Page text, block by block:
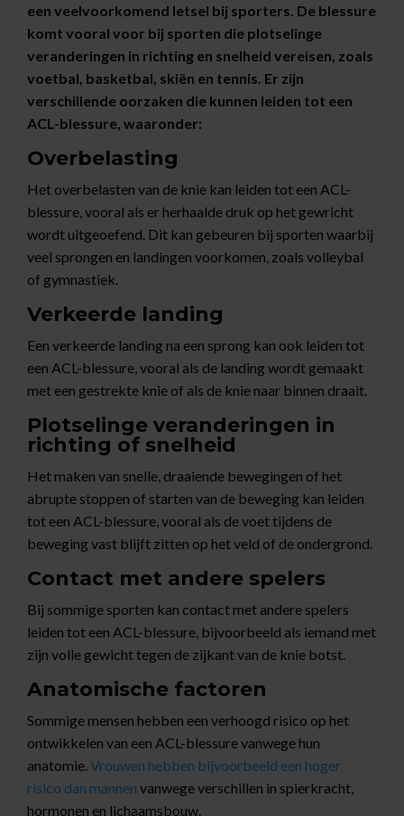
een veelvoorkomend letsel bij sporters. De blessure
komt vooral voor bij sporten die plotselinge
veranderingen in richting en snelheid vereisen, zoals
voetbal, basketbal, skiën en tennis. Er zijn
verschillende oorzaken die kunnen leiden tot een
ACL-blessure, waaronder:
Overbelasting
Het overbelasten van de knie kan leiden tot een ACL-
blessure, vooral als er herhaalde druk op het gewricht
wordt uitgeoefend. Dit kan gebeuren bij sporten waarbij
veel sprongen en landingen voorkomen, zoals volleybal
of gymnastiek.
Verkeerde landing
Een verkeerde landing na een sprong kan ook leiden tot
een ACL-blessure, vooral als de landing wordt gemaakt
met een gestrekte knie of als de knie naar binnen draait.
Plotselinge veranderingen in
richting of snelheid
Het maken van snelle, draaiende bewegingen of het
abrupte stoppen of starten van de beweging kan leiden
tot een ACL-blessure, vooral als de voet tijdens de
beweging vast blijft zitten op het veld of de ondergrond.
Contact met andere spelers
Bij sommige sporten kan contact met andere spelers
leiden tot een ACL-blessure, bijvoorbeeld als iemand met
zijn volle gewicht tegen de zijkant van de knie botst.
Anatomische factoren
Sommige mensen hebben een verhoogd risico op het
ontwikkelen van een ACL-blessure vanwege hun
anatomie. Vrouwen hebben bijvoorbeeld een hoger
risico dan mannen vanwege verschillen in spierkracht,
hormonen en lichaamsbouw.